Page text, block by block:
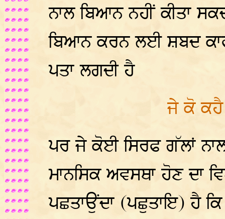
ਨਾਲ ਬਿਆਨ ਨਹੀਂ ਕੀਤਾ
ਬਿਆਨ ਕਰਨ ਲਈ ਸ਼ਬਦ
ਪਤਾ ਲਗਦੀ ਹੈ
ਜੇ ਕੋ ਕਹੈ
ਪਰ ਜੇ ਕੋਈ ਸਿਰਫ ਗੱਲਾਂ
ਮਾਨਸਿਕ ਅਵਸਥਾ ਹੋਣ ਦਾ
ਪਛਤਾਉਂਦਾ (ਪਛੁਤਾਇ) ਹੈ